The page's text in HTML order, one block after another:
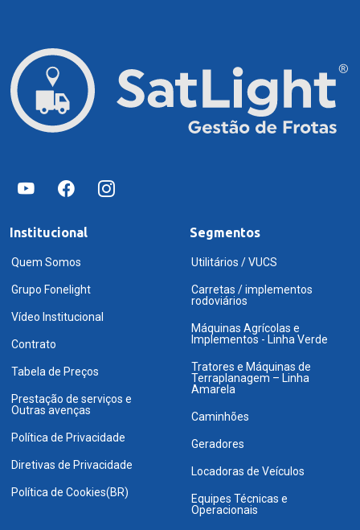
Institucional
Quem Somos
Grupo Fonelight
Vídeo Institucional
Contrato
Tabela de Preços
Prestação de serviços e
Outras avenças
Política de Privacidade
Diretivas de Privacidade
Política de Cookies(BR)
Segmentos
Utilitários / VUCS
Carretas / implementos
rodoviários
Máquinas Agrícolas e
Implementos - Linha Verde
Tratores e Máquinas de
Terraplanagem – Linha
Amarela
Caminhões
Geradores
Locadoras de Veículos
Equipes Técnicas e
Operacionais